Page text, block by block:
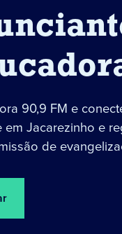
90,9 FM e
Jacarezinho e
de